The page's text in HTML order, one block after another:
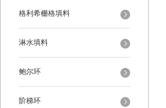
格利希栅格填料
淋水填料
鲍尔环
阶梯环